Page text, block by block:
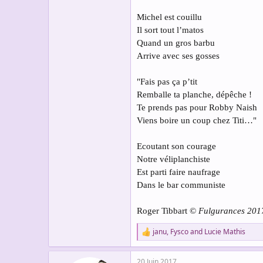
Michel est couillu
Il sort tout l’matos
Quand un gros barbu
Arrive avec ses gosses
"Fais pas ça p’tit
Remballe ta planche, dépêche !
Te prends pas pour Robby Naish
Viens boire un coup chez Titi…"
Ecoutant son courage
Notre véliplanchiste
Est parti faire naufrage
Dans le bar communiste
Roger Tibbart © Fulgurances
R
e
a
janu, Fyscoand Lucie Mathis